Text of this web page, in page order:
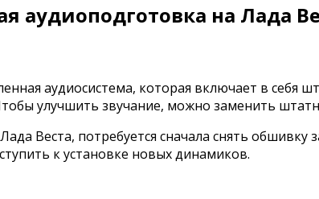
аудиоподготовка на Лада
аудиосистема, которая включает в себя
улучшить звучание, можно заменить
Веста, потребуется сначала снять
к установке новых динамиков.